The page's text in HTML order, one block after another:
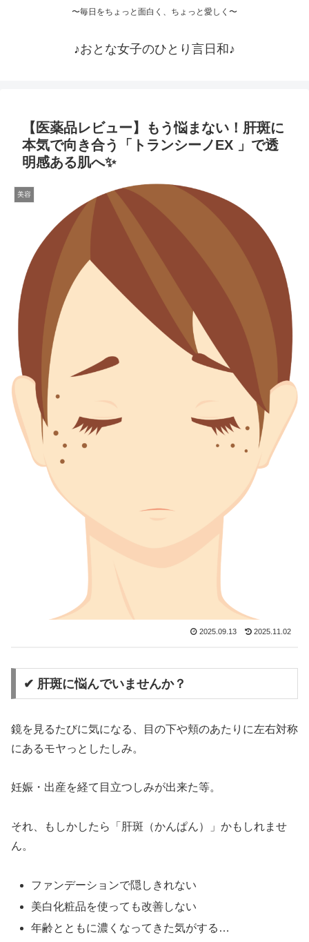
〜毎日をちょっと面白く、ちょっと愛しく〜
♪おとな女子のひとり言日和♪
【医薬品レビュー】もう悩まない！肝斑に
本気で向き合う「トランシーノEX 」で透
明感ある肌へ✨
美容
2025.09.13 2025.11.02
✔︎ 肝斑に悩んでいませんか？
鏡を見るたびに気になる、目の下や頬のあたりに左右対称
にあるモヤっとしたしみ。
妊娠・出産を経て目立つしみが出来た等。
それ、もしかしたら「肝斑（かんぱん）」かもしれませ
ん。
ファンデーションで隠しきれない
美白化粧品を使っても改善しない
年齢とともに濃くなってきた気がする…